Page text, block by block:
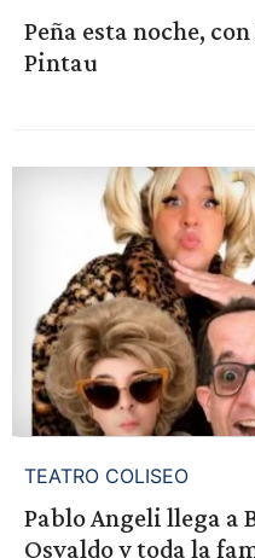
Peña esta noche,
Pintau
TEATRO COLISEO
Pablo Angeli llega a
Osvaldo y toda la